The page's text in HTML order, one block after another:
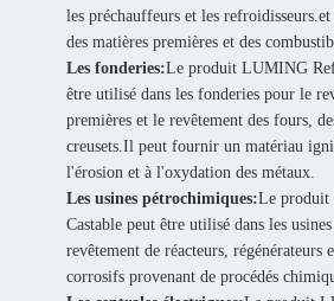
les préchauffeurs et les
des matières premières et des
Les fonderies:Le produit LUMING
être utilisé dans les fonderies pour le
premières et le revêtement des fours,
creusets.Il peut fournir un matériau
l'érosion et à l'oxydation des métaux.
Les usines pétrochimiques:Le
Castable peut être utilisé dans les
revêtement de réacteurs, régénérateurs
corrosifs provenant de procédés